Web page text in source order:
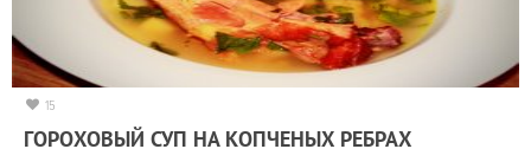
15
ГОРОХОВЫЙ СУП НА КОПЧЕНЫХ РЕБРАХ